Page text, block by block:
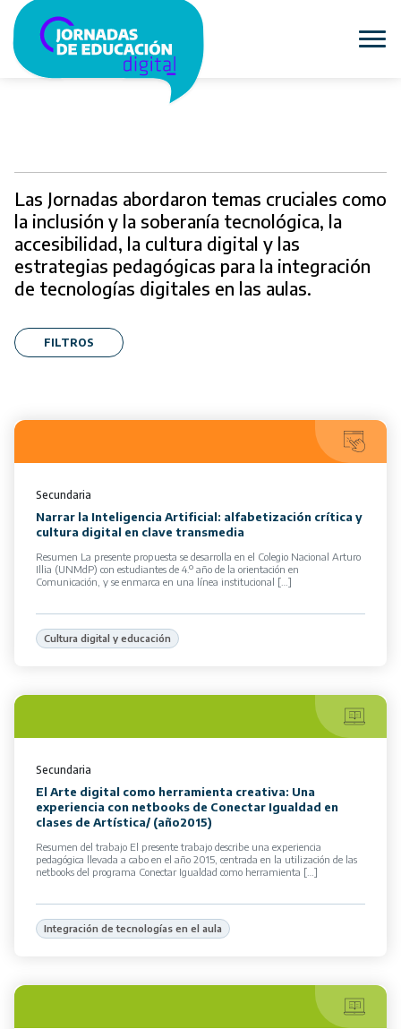
Las Jornadas abordaron temas cruciales como
la inclusión y la soberanía tecnológica, la
accesibilidad, la cultura digital y las
estrategias pedagógicas para la integración
de tecnologías digitales en las aulas.
FILTROS
Secundaria
Narrar la Inteligencia Artificial: alfabetización crítica y
cultura digital en clave transmedia
Resumen La presente propuesta se desarrolla en el Colegio Nacional Arturo
Illia (UNMdP) con estudiantes de 4.º año de la orientación en
Comunicación, y se enmarca en una línea institucional […]
Cultura digital y educación
Secundaria
El Arte digital como herramienta creativa: Una
experiencia con netbooks de Conectar Igualdad en
clases de Artística/ (año2015)
Resumen del trabajo El presente trabajo describe una experiencia
pedagógica llevada a cabo en el año 2015, centrada en la utilización de las
netbooks del programa Conectar Igualdad como herramienta […]
Integración de tecnologías en el aula